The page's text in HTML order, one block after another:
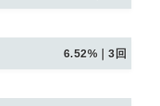
6.52%｜3回